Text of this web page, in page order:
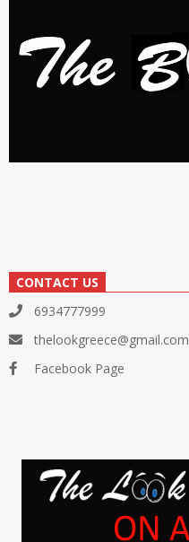
CONTACT US
6934777999
thelookgreece@gmail.com
Facebook Page